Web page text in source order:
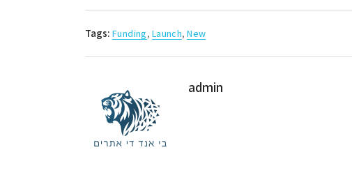
Tags: Funding, Launch, New
admin